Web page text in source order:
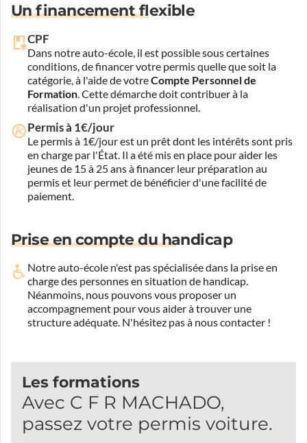
Un financement flexible
CPF
Dans notre auto-école, il est possible sous certaines
conditions, de financer votre permis quelle que soit la
catégorie, à l'aide de votreCompte Personnel de
Formation. Cette démarche doit contribuer à la
réalisation d'un projet professionnel.
Permis à 1€/jour
Le permis à 1€/jour est un prêt dont les intérêts sont pris
en charge par l'État. Il a été mis en place pour aider les
jeunes de 15 à 25 ans à financer leur préparation au
permis et leur permet de bénéficier d'une facilité de
paiement.
Prise en compte du handicap
Notre auto-école n'est pas spécialisée dans la prise en
charge des personnes en situation de handicap.
Néanmoins, nous pouvons vous proposer un
accompagnement pour vous aider à trouver une
structure adéquate. N'hésitez pas à nous contacter !
Les formations
Avec C F R MACHADO,
passez votre permis voiture.